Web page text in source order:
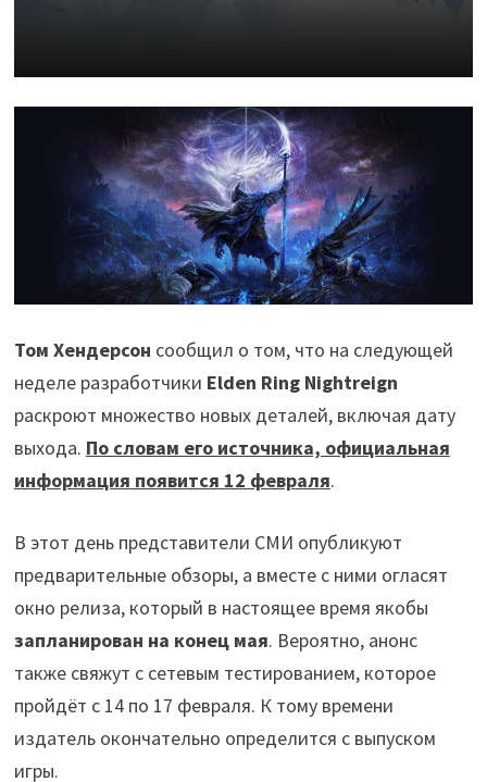
Том Хендерсон сообщил о том, что на следующей
неделе разработчики Elden Ring Nightreign
раскроют множество новых деталей, включая дату
выхода. По словам его источника, официальная
информация появится 12 февраля.
В этот день представители СМИ опубликуют
предварительные обзоры, а вместе с ними огласят
окно релиза, который в настоящее время якобы
запланирован на конец мая. Вероятно, анонс
также свяжут с сетевым тестированием, которое
пройдёт с 14 по 17 февраля. К тому времени
издатель окончательно определится с выпуском
игры.